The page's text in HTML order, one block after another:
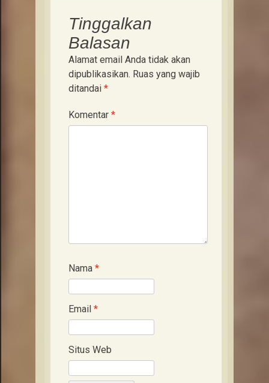
Tinggalkan
Balasan
Alamat email Anda tidak akan
dipublikasikan. Ruas yang wajib
ditandai *
Komentar *
Nama *
Email *
Situs Web